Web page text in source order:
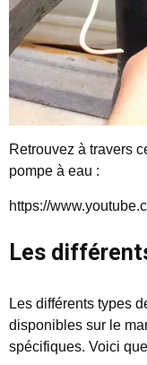
Retrouvez à travers
pompe à eau :
https://
Les
Les différents types
disponibles sur le
spécifiques. Voici